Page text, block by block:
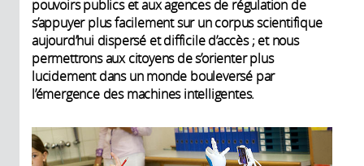
pouvoirs publics et aux agences de régulation de
s’appuyer plus facilement sur un corpus scientifique
aujourd’hui dispersé et difficile d’accès ; et nous
permettrons aux citoyens de s’orienter plus
lucidement dans un monde bouleversé par
l’émergence des machines intelligentes.